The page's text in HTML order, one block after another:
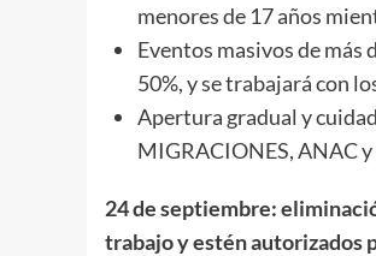
menores de 17 años
Eventos masivos de más
50%, y se trabajará con
Apertura gradual y
MIGRACIONES, ANAC
24 de septiembre:
trabajo y estén autorizados